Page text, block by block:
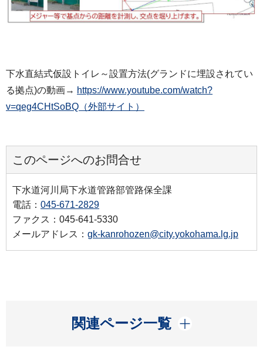
下水直結式仮設トイレ～設置方法(グランドに埋設されてい
る拠点)の動画→ https://www.youtube.com/watch?
v=qeg4CHtSoBQ（外部サイト）
このページへのお問合せ
下水道河川局下水道管路部管路保全課
電話： 045-671-2829
ファクス：045-641-5330
メールアドレス： gk-kanrohozen@city.yokohama.lg.jp
関連ページ一覧
開く